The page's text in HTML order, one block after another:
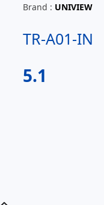
Brand : UNIVIEW
TR-A01-IN
5.1